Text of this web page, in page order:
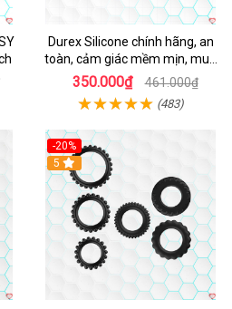
Durex Silicone chính hãng, an
toàn, cảm giác mềm mịn, mua
ngay
350.000₫ 461.000₫
(483)
-20%
Hot
5